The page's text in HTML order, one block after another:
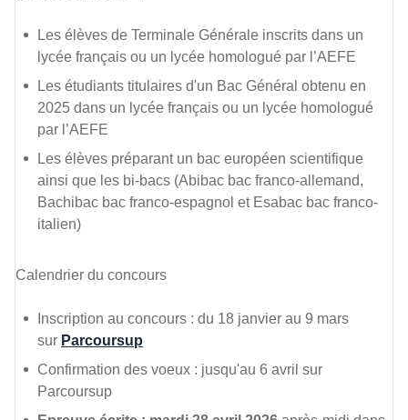
Les élèves de Terminale Générale inscrits dans un
lycée français ou un lycée homologué par l’AEFE
Les étudiants titulaires d'un Bac Général obtenu en
2025 dans un lycée français ou un lycée homologué
par l’AEFE
Les élèves préparant un bac européen scientifique
ainsi que les bi-bacs (Abibac bac franco-allemand,
Bachibac bac franco-espagnol et Esabac bac franco-
italien)
Calendrier du concours
Inscription au concours : du 18 janvier au 9 mars
sur Parcoursup
Confirmation des voeux : jusqu'au 6 avril sur
Parcoursup